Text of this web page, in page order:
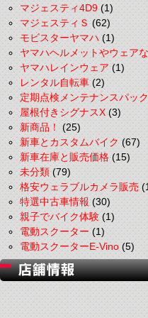
マジェスティ4D9(1)
マジェスティＳ(62)
モビスターヤマハ(1)
ヤマハヘルメットやウェア
ヤマハレインウェア(1)
レンタル自転車(2)
定期点検メンテナンスパック
屋根付きシグナスX(3)
新商品！(25)
新車とカスタムバイク(67)
新車在庫と販売価格(15)
未分類(79)
格安ウェラブルカメラ販売
特選中古車情報(30)
親子でバイク体験(1)
電動スクーター(1)
電動スクーターE-Vino(5)